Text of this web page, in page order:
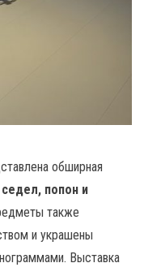
обширная
попон и
также
и украшены
Выставка